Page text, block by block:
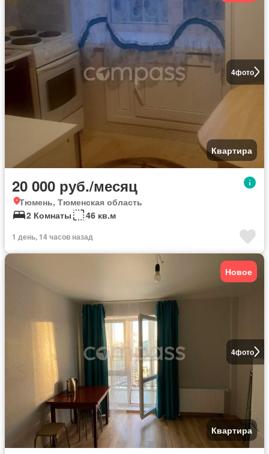
4фото
Квартира
20 000 руб./месяц
Тюмень, Тюменская область
2 Комнаты
46 кв.м
1 день, 14 часов назад
4фото
Новое
Квартира